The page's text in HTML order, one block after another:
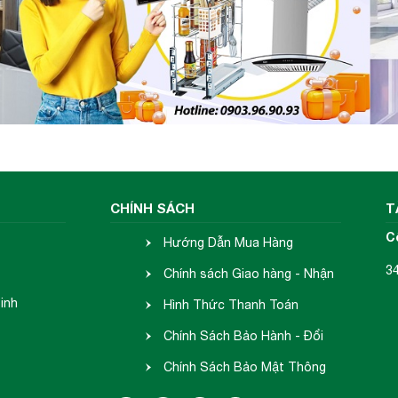
MW-944TF:
hợp với vi sóng.
CHÍNH SÁCH
Hướng Dẫn Mua Hàng
Chính sách Giao hàng - Nhận
hàng
Hình Thức Thanh Toán
Chính Sách Bảo Hành - Đổi
Trả
Chính Sách Bảo Mật Thông